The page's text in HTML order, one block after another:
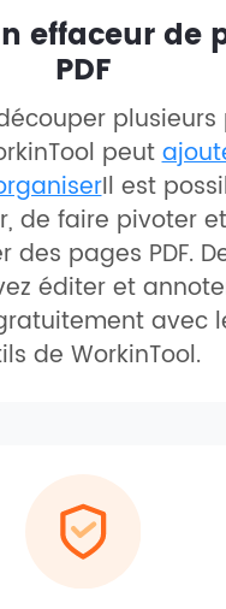
effaceur de
PDF
peut
Il est
de faire pivoter
des pages PDF.
éditer et
avec
de WorkinTool.